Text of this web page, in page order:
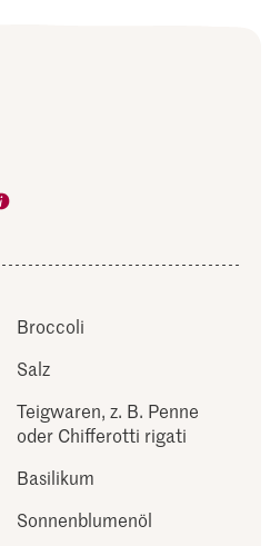
Broccoli
Salz
Teigwaren, z. B. Penne
oder Chifferotti rigati
Basilikum
Sonnenblumenöl